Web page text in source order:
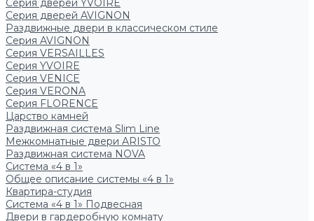
Серия дверей YVOIRE
Серия дверей AVIGNON
Раздвижные двери в классическом стиле
Серия AVIGNON
Серия VERSAILLES
Серия YVOIRE
Серия VENICE
Серия VERONA
Серия FLORENCE
Царство камней
Раздвижная система Slim Line
Межкомнатные двери ARISTO
Раздвижная система NOVA
Система «4 в 1»
Общее описание системы «4 в 1»
Квартира-студия
Система «4 в 1» Подвесная
Двери в гардеробную комнату